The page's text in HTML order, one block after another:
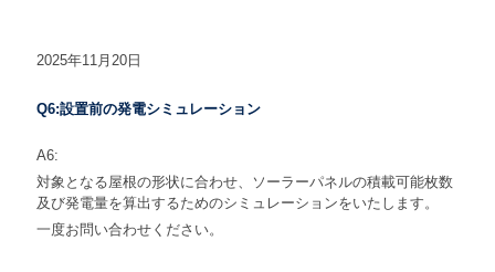
2025年11月20日
Q6:設置前の発電シミュレーション
A6:
対象となる屋根の形状に合わせ、ソーラーパネルの積載可能枚数
及び発電量を算出するためのシミュレーションをいたします。
一度お問い合わせください。